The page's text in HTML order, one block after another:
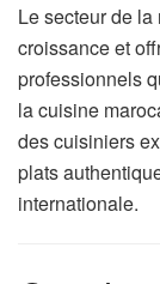
Le secteur de
croissance et
professionnels
la cuisine
des cuisiniers
plats
internationale.